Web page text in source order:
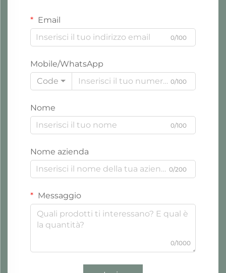
Email
0/100
Mobile/WhatsApp
Code
0/100
Nome
0/100
Nome azienda
0/200
Messaggio
0/1000